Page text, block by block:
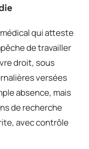
qui atteste
de travailler
droit, sous
versées
absence, mais
de recherche
avec contrôle